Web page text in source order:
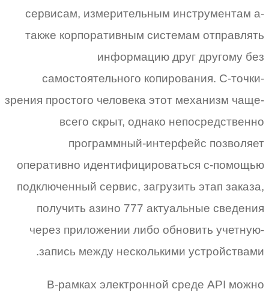
сервисам, измерительным инструментам а-
также корпоративным системам отправлять
информацию друг другому без
самостоятельного копирования. С-точки-
зрения простого человека этот механизм чаще-
всего скрыт, однако непосредственно
программный-интерфейс позволяет
оперативно идентифицироваться с-помощью
подключенный сервис, загрузить этап заказа,
получить азино 777 актуальные сведения
через приложении либо обновить учетную-
запись между несколькими устройствами.
В-рамках электронной среде API можно